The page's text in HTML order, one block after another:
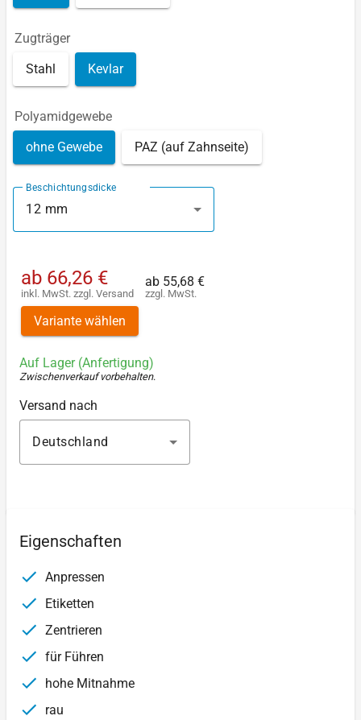
Zugträger
Stahl Kevlar
Polyamidgewebe
ohne Gewebe PAZ (auf Zahnseite)
Beschichtungsdicke
12 mm
ab 66,26 €
inkl. MwSt. zzgl. Versand
ab 55,68 €
zzgl. MwSt.
Variante wählen
Auf Lager (Anfertigung)
Zwischenverkauf vorbehalten.
Versand nach
Deutschland
Eigenschaften
Anpressen
Etiketten
Zentrieren
für Führen
hohe Mitnahme
rau